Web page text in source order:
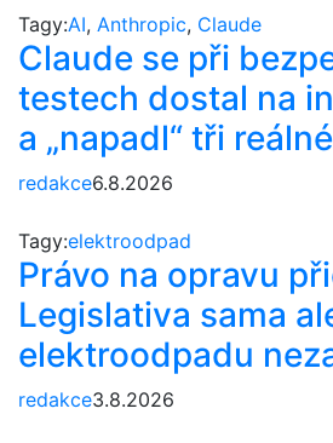
Tagy:AI, Anthropic, Claude
Claude se při
testech dostal na
a „napadl“ tři
redakce6.8.2026
Tagy:elektroodpad
Právo na opravu
Legislativa sama
elektroodpadu
redakce3.8.2026